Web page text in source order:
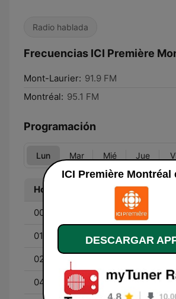
Radio hablada
Frecuencias ICI Première
Mont-Laurier: 91.9 FM
Montréal: 95.1 FM
Programación
Lun Mar Mié Jue
Hora Programa
00:00 - 01:00 Récit
01:00 - 02:00 Bobines et
02:00 - 04:00
04:00 - 05:00 Si j'ai bien
DESCARGAR